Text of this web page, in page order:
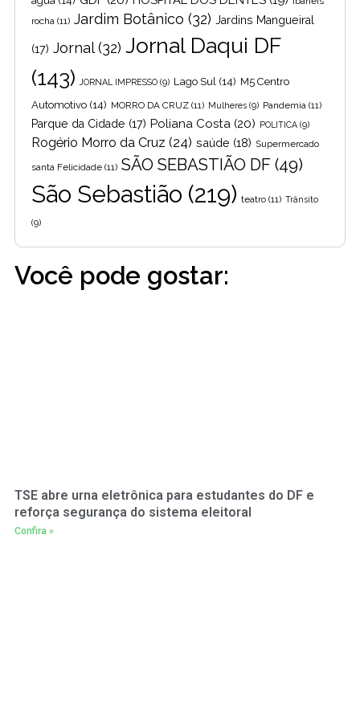
rocha (11) Jardim Botânico (32) Jardins Mangueiral
(17) Jornal(32) Jornal Daqui DF
(143)
JORNAL IMPRESSO (9) Lago Sul (14) M5 Centro
Automotivo (14) MORRO DA CRUZ (11) Mulheres (9) Pandemia (11)
Parque da Cidade (17) Poliana Costa (20) POLITICA (9)
Rogério Morro da Cruz (24) saúde (18) Supermercado
santa Felicidade (11) SÃO SEBASTIÃO DF (49)
São Sebastião (219) teatro (11) Trânsito
(9)
Você pode gostar:
TSE abre urna eletrônica para estudantes do DF e
reforça segurança do sistema eleitoral
Confira »